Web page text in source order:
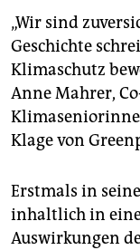
„Wir sind
Geschichte
Klimaschutz
Anne Mahrer,
Klage von
Erstmals in
inhaltlich in
Auswirkungen